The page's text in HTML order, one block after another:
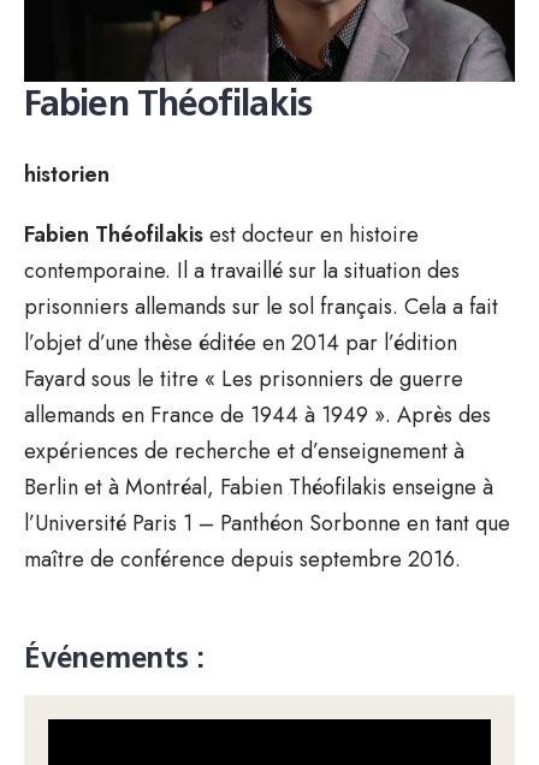
Fabien Théofilakis
historien
Fabien Théofilakisest docteur en histoire
contemporaine. Il a travaillé sur la situation des
prisonniers allemands sur le sol français. Cela a fait
l’objet d’une thèse éditée en 2014 par l’édition
Fayard sous le titre « Les prisonniers de guerre
allemands en France de 1944 à 1949 ». Après des
expériences de recherche et d’enseignement à
Berlin et à Montréal, Fabien Théofilakis enseigne à
l’Université Paris 1 – Panthéon Sorbonne en tant que
maître de conférence depuis septembre 2016.
Événements :